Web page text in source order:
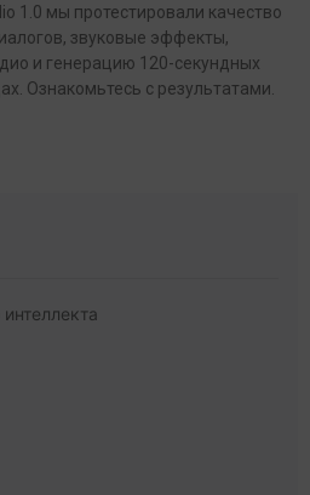
1.0 мы протестировали качество
звуковые эффекты,
и генерацию 120-секундных
Ознакомьтесь с результатами.